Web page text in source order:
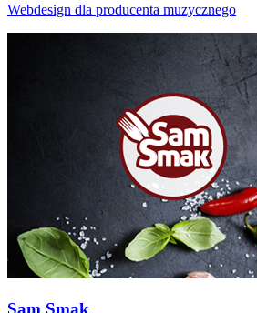
Webdesign dla producenta muzycznego
Sam Smak